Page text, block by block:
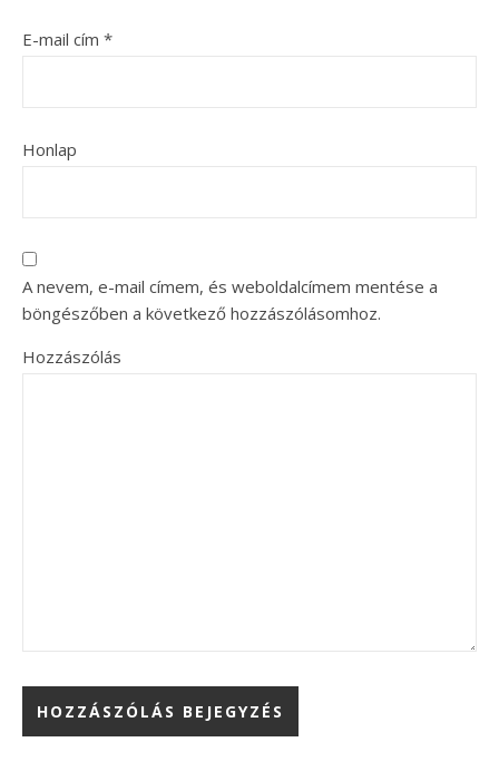
E-mail cím *
Honlap
A nevem, e-mail címem, és weboldalcímem mentése a
böngészőben a következő hozzászólásomhoz.
Hozzászólás